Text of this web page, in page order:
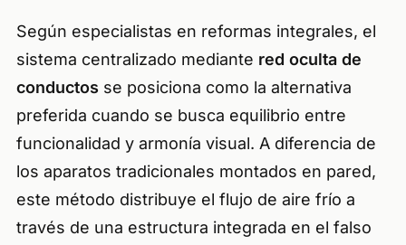
Según especialistas en reformas integrales, el
sistema centralizado mediante red oculta de
conductos se posiciona como la alternativa
preferida cuando se busca equilibrio entre
funcionalidad y armonía visual. A diferencia de
los aparatos tradicionales montados en pared,
este método distribuye el flujo de aire frío a
través de una estructura integrada en el falso